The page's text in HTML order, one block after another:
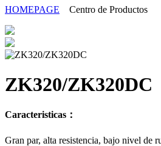
HOMEPAGE Centro de Productos
ZK320/ZK320DC
Caracteristicas：
Gran par, alta resistencia, bajo nivel de